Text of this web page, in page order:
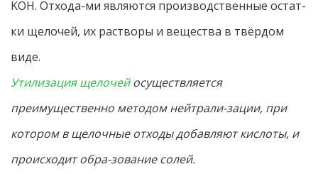
KOH. Отхода-ми являются производственные остат-
ки щелочей, их растворы и вещества в твёрдом
виде.
Утилизация щелочейосуществляется
преимущественно методом нейтрали-зации, при
котором в щелочные отходы добавляют кислоты, и
происходит обра-зование солей.